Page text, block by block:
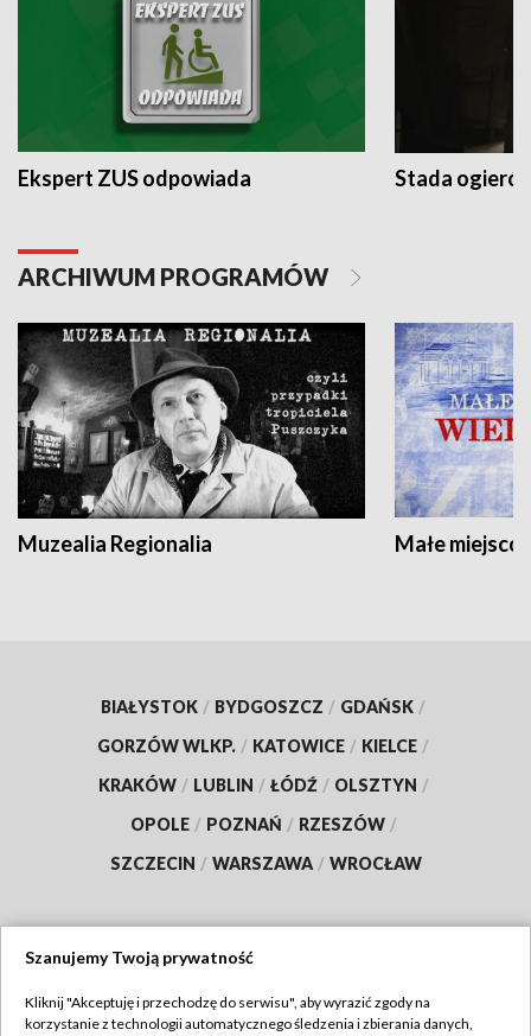
Ekspert ZUS odpowiada Stada
ARCHIWUM PROGRAMÓW
Muzealia Regionalia Małe
BIAŁYSTOK / BYDGOSZCZ / GDAŃSK /
GORZÓW WLKP. / KATOWICE / KIELCE /
KRAKÓW / LUBLIN / ŁÓDŹ / OLSZTYN /
OPOLE / POZNAŃ / RZESZÓW /
SZCZECIN / WARSZAWA / WROCŁAW
TVP
Szanujemy Twoją prywatność
Kliknij "Akceptuję i przechodzę do serwisu", aby wyrazić zgody na
korzystanie z technologii automatycznego śledzenia i zbierania danych,